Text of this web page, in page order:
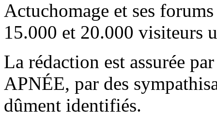
Actuchomage et ses
15.000 et 20.000 visiteurs
La rédaction est assurée
APNÉE, par des
dûment identifiés.